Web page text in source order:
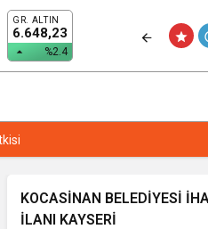
GR. ALTIN
6.648,23
%2.4
PROJE ŞENLİĞİ”
KOCASİNAN BELEDİYESİ İHALE
İLANI KAYSERİ